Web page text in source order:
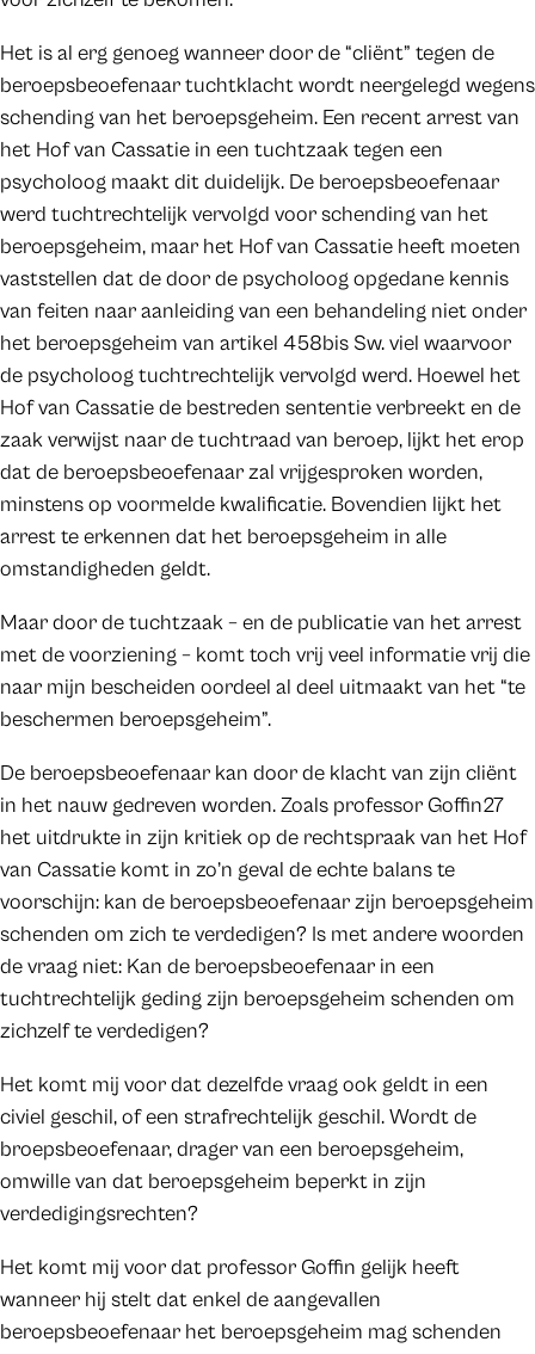
Het is al erg genoeg wanneer door de “cliënt” tegen de
beroepsbeoefenaar tuchtklacht wordt neergelegd wegens
schending van het beroepsgeheim. Een recent arrest van
het Hof van Cassatie in een tuchtzaak tegen een
psycholoog maakt dit duidelijk. De beroepsbeoefenaar
werd tuchtrechtelijk vervolgd voor schending van het
beroepsgeheim, maar het Hof van Cassatie heeft moeten
vaststellen dat de door de psycholoog opgedane kennis
van feiten naar aanleiding van een behandeling niet onder
het beroepsgeheim van artikel 458bis Sw. viel waarvoor
de psycholoog tuchtrechtelijk vervolgd werd. Hoewel het
Hof van Cassatie de bestreden sententie verbreekt en de
zaak verwijst naar de tuchtraad van beroep, lijkt het erop
dat de beroepsbeoefenaar zal vrijgesproken worden,
minstens op voormelde kwalificatie. Bovendien lijkt het
arrest te erkennen dat het beroepsgeheim in alle
omstandigheden geldt.
Maar door de tuchtzaak – en de publicatie van het arrest
met de voorziening – komt toch vrij veel informatie vrij die
naar mijn bescheiden oordeel al deel uitmaakt van het “te
beschermen beroepsgeheim”.
De beroepsbeoefenaar kan door de klacht van zijn cliënt
in het nauw gedreven worden. Zoals professor Goffin27
het uitdrukte in zijn kritiek op de rechtspraak van het Hof
van Cassatie komt in zo’n geval de echte balans te
voorschijn: kan de beroepsbeoefenaar zijn beroepsgeheim
schenden om zich te verdedigen? Is met andere woorden
de vraag niet: Kan de beroepsbeoefenaar in een
tuchtrechtelijk geding zijn beroepsgeheim schenden om
zichzelf te verdedigen?
Het komt mij voor dat dezelfde vraag ook geldt in een
civiel geschil, of een strafrechtelijk geschil. Wordt de
broepsbeoefenaar, drager van een beroepsgeheim,
omwille van dat beroepsgeheim beperkt in zijn
verdedigingsrechten?
Het komt mij voor dat professor Goffin gelijk heeft
wanneer hij stelt dat enkel de aangevallen
beroepsbeoefenaar het beroepsgeheim mag schenden